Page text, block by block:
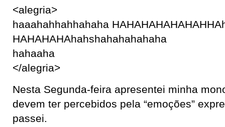
<alegria>
haaahahhahhahaha
HAHAHAHAhahshahahahahaha
hahaaha
</alegria>
Nesta Segunda-feira apresentei minha
devem ter percebidos pela “emoções”
passei.